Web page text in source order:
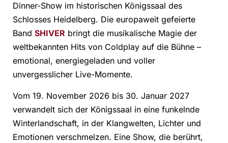
Dinner-Show im historischen Königssaal des
Schlosses Heidelberg. Die europaweit gefeierte
Band SHIVER bringt die musikalische Magie der
weltbekannten Hits von Coldplay auf die Bühne –
emotional, energiegeladen und voller
unvergesslicher Live-Momente.
Vom 19. November 2026 bis 30. Januar 2027
verwandelt sich der Königssaal in eine funkelnde
Winterlandschaft, in der Klangwelten, Lichter und
Emotionen verschmelzen. Eine Show, die berührt,